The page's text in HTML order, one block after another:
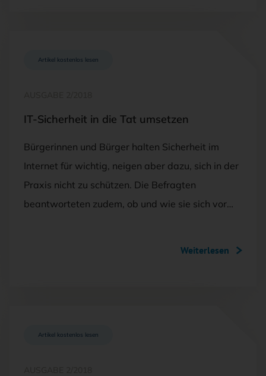
Artikel kostenlos lesen
IT-Sicherheit in die Tat umsetzen
Bürgerinnen und Bürger halten Sicherheit im
Internet für wichtig, neigen aber dazu, sich in der
Praxis nicht zu schützen. Die Befragten
beantworteten zudem, ob und wie sie sich vor…
Weiterlesen
Artikel kostenlos lesen